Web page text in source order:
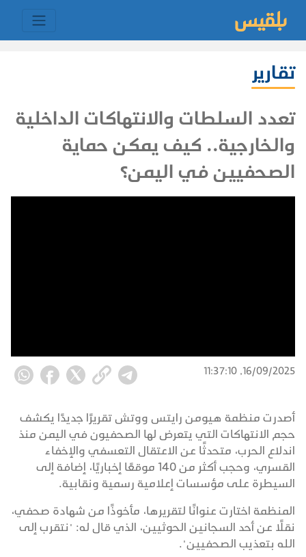
تقارير
تعدد السلطات والانتهاكات الداخلية
والخارجية.. كيف يمكن حماية
الصحفيين في اليمن؟
16/09/2025, 11:37:10
أصدرت منظمة هيومن رايتس ووتش تقريرًا جديدًا يكشف
حجم الانتهاكات التي يتعرض لها الصحفيون في اليمن منذ
اندلاع الحرب، متحدثًا عن الاعتقال التعسفي والإخفاء
القسري، وحجب أكثر من 140 موقعًا إخباريًا، إضافة إلى
السيطرة على مؤسسات إعلامية رسمية ونقابية.
المنظمة اختارت عنوانًا لتقريرها، مأخوذًا من شهادة صحفي،
نقلًا عن أحد السجانين الحوثيين، الذي قال له: "نتقرب إلى
الله بتعذيب الصحفيين".